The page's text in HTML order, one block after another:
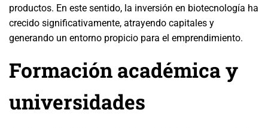
productos. En este sentido, la inversión en biotecnología ha
crecido significativamente, atrayendo capitales y
generando un entorno propicio para el emprendimiento.
Formación académica y
universidades